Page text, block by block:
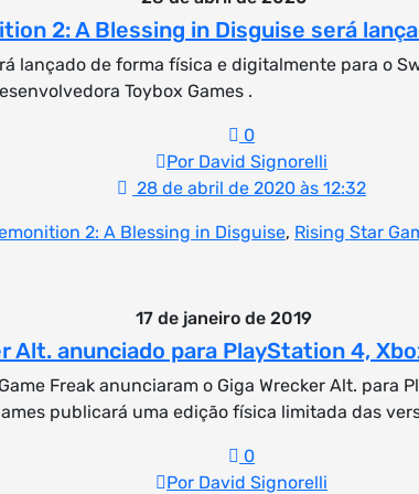
2: A Blessing in Disguise será
lançado de forma física e digitalmente para o
Toybox Games .
0
Por David Signorelli
28 de abril de 2020 às 12:32
2: A Blessing in Disguise, Rising Star
17 de janeiro de 2019
Alt. anunciado para PlayStation 4,
Freak anunciaram o Giga Wrecker Alt. para
publicará uma edição física limitada das
0
Por David Signorelli